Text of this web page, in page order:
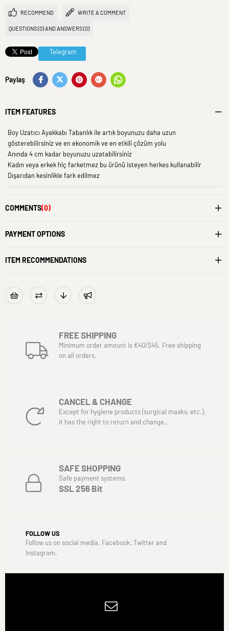
RECOMMEND WRITE A COMMENT
QUESTIONS (0) AND ANSWERS (0)
Telegram
Paylaş
ITEM FEATURES
Boy Uzatıcı Ayakkabı Tabanlık ile artık boyunuzu daha uzun
gösterebilirsiniz ve en ekonomik ve en etkili çözüm yolu
Anında 4 cm kadar boyunuzu uzatabilirsiniz
Kadın veya erkek hiç farketmez bu ürünü isteyen herkes kullanabilir
Dışarıdan kesinlikle fark edilmez
COMMENTS(0)
PAYMENT OPTIONS
ITEM RECOMMENDATIONS
FREE SHIPPING
Minimum order amount is €40/$45. Free shipping
on all orders.
CANCEL & CHANGE
Except for hygiene products (surgical masks, etc.),
it has the right to return and change..
SAFE SHOPPING
Safe payment systems.
SSL 256 Bit
FOLLOW US
Follow us on social media. Facebook, Twitter and
Instagram.